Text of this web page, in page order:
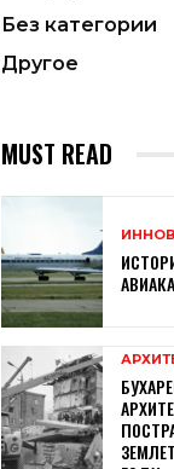
Без категории
Другое
MUST READ